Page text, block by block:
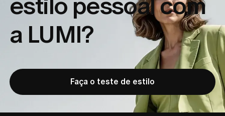
a LUMI?
Faça o teste de estilo